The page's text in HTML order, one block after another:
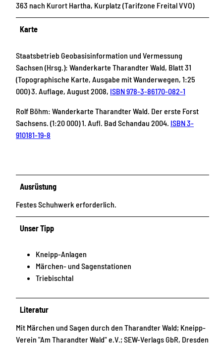
363 nach Kurort Hartha, Kurplatz (Tarifzone Freital VVO)
Karte
Staatsbetrieb Geobasisinformation und Vermessung
Sachsen (Hrsg.): Wanderkarte Tharandter Wald, Blatt 31
(Topographische Karte, Ausgabe mit Wanderwegen, 1:25
000) 3. Auflage, August 2008, ISBN 978-3-86170-082-1
Rolf Böhm: Wanderkarte Tharandter Wald. Der erste Forst
Sachsens. (1:20 000) 1. Aufl. Bad Schandau 2004. ISBN 3-
910181-19-8
Ausrüstung
Festes Schuhwerk erforderlich.
Unser Tipp
Kneipp-Anlagen
Märchen- und Sagenstationen
Triebischtal
Literatur
Mit Märchen und Sagen durch den Tharandter Wald; Kneipp-
Verein "Am Tharandter Wald" e.V.; SEW-Verlags GbR, Dresden